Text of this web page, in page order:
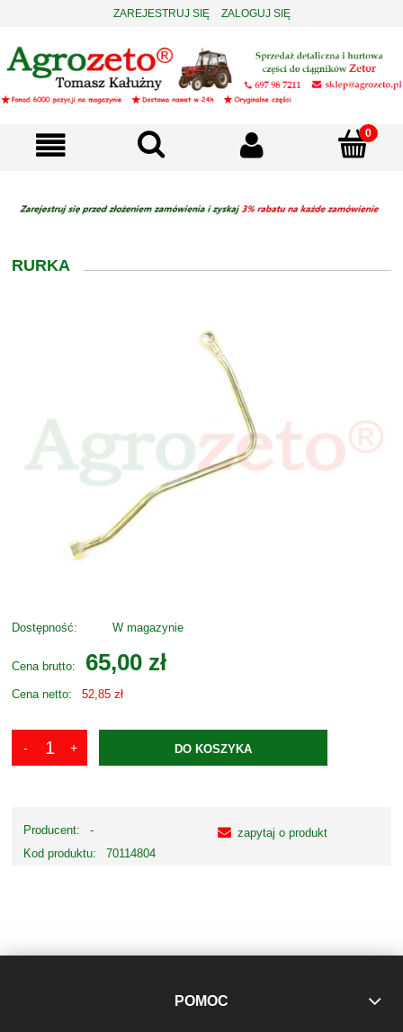
ZAREJESTRUJ SIĘ ZALOGUJ SIĘ
RURKA
Dostępność: W magazynie
Cena brutto: 65,00 zł
Cena netto: 52,85 zł
DO KOSZYKA
Producent:
-
Kod produktu:
70114804
zapytaj o produkt
POMOC